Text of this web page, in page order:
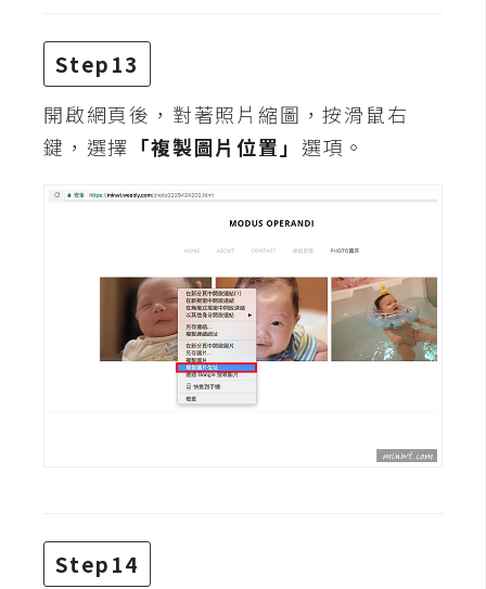
Step13
開啟網頁後，對著照片縮圖，按滑鼠右
鍵，選擇 「複製圖片位置」 選項。
Step14